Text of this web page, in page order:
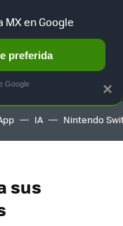
TERRITORIO
IA Nintendo
sus
×
MX en Google
preferida
Google